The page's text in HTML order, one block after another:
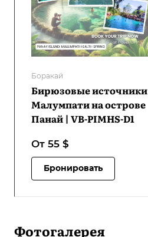
Боракай
Бирюзовые источники
Малумпати на острове
Панай | VB-PIMHS-D1
От 55 $
Бронировать
Фотогалерея